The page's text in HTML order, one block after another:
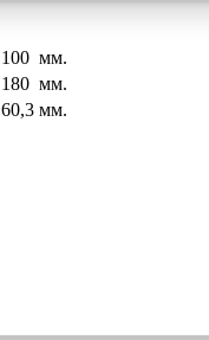
100 мм.
180 мм.
60,3 мм.